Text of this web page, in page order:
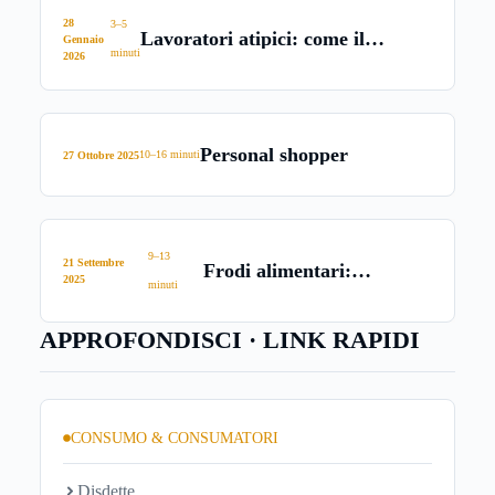
28
Gennaio
2026
3–5
minuti
Lavoratori atipici: come il
27 Ottobre 202510–16 minutiPersonal shopper
21 Settembre
2025
9–13
minuti
Frodi alimentari:
APPROFONDISCI · LINK RAPIDI
CONSUMO & CONSUMATORI
Disdette